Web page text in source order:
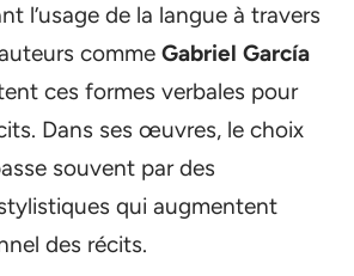
l’usage de la langue à travers
comme Gabriel García
ces formes verbales pour
Dans ses œuvres, le choix
souvent par des
qui augmentent
des récits.